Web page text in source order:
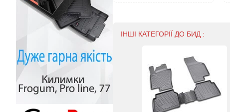
ІНШІ КАТЕГОРІЇ ДО БИД :